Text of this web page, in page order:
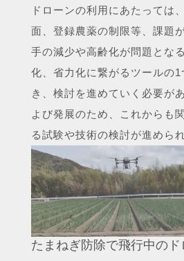
ドローンの利用にあたっては
面、登録農薬の制限等、課題
手の減少や高齢化が問題とな
化、省力化に繋がるツールの
き、検討を進めていく必要が
よび発展のため、これからも
る試験や技術の検討が進められ
たまねぎ防除で飛行中のド